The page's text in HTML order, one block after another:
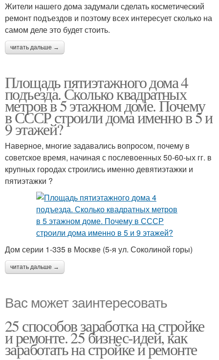
Жители нашего дома задумали сделать косметический
ремонт подъездов и поэтому всех интересует сколько на
самом деле это будет стоить.
читать дальше →
Площадь пятиэтажного дома 4
подъезда. Сколько квадратных
метров в 5 этажном доме. Почему
в СССР строили дома именно в 5 и
9 этажей?
Наверное, многие задавались вопросом, почему в
советское время, начиная с послевоенных 50-60-ых гг. в
крупных городах строились именно девятиэтажки и
пятиэтажки ?
Дом серии 1-335 в Москве (5-я ул. Соколиной горы)
читать дальше →
Вас может заинтересовать
25 способов заработка на стройке
и ремонте. 25 бизнес-идей, как
заработать на стройке и ремонте